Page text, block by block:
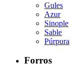
Gules
Azur
Sinople
Sable
Púrpura
Forros